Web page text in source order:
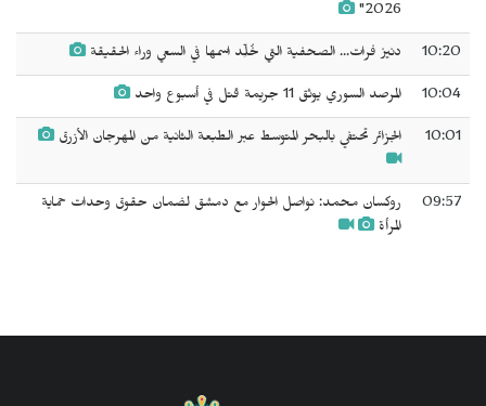
2026"
10:20 دنيز فرات... الصحفية التي خُلِّد اسمها في السعي وراء الحقيقة
10:04 المرصد السوري يوثق 11 جريمة قتل في أسبوع واحد
10:01 الجزائر تحتفي بالبحر المتوسط عبر الطبعة الثانية من المهرجان الأزرق
09:57
روكسان محمد: نواصل الحوار مع دمشق لضمان حقوق وحدات حماية
المرأة